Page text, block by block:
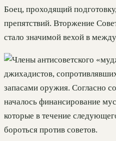
Боец, проходящий
препятствий. Вторжение
стало значимой вехой в